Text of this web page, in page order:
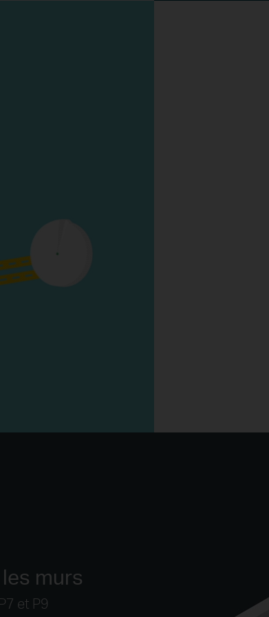
murs
et P9